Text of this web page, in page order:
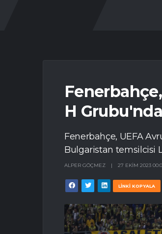
H
Fenerbahçe, UEFA
Bulgaristan temsilcisi
ALPER GÖÇMEZ | 27 EKIM 2023
LİNKİ KOPYALA